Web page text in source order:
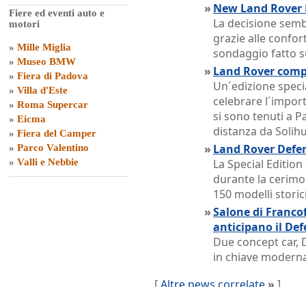
Fiere ed eventi auto e
motori
» Mille Miglia
» Museo BMW
» Fiera di Padova
» Villa d'Este
» Roma Supercar
» Eicma
» Fiera del Camper
» Parco Valentino
» Valli e Nebbie
» New Land
La decisione
grazie alle
sondaggio fatto
» Land Rover
Un´edizione
celebrare
si sono tenuti a
distanza da
» Land Rover
La Special
durante la
150 modelli
»Salone di
anticipano il
Due concept car,
in chiave